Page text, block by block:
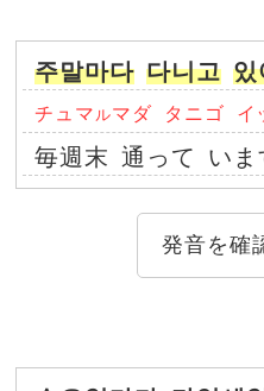
주말마다 다니고 있
チュマ ルマダ タニゴ イ
毎週末 通って いま
発音を確